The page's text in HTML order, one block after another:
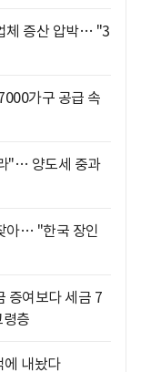
체 증산 압박… "3
가구 공급 속
"… 양도세 중과
아… "한국 장인
증여보다 세금 7
층
에 내놨다